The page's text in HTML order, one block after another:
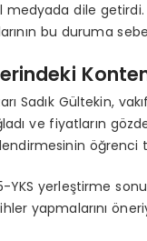
dile
bu duruma
Sadık Gültekin,
ve fiyatların
YKS yerleştirme
yapmalarını